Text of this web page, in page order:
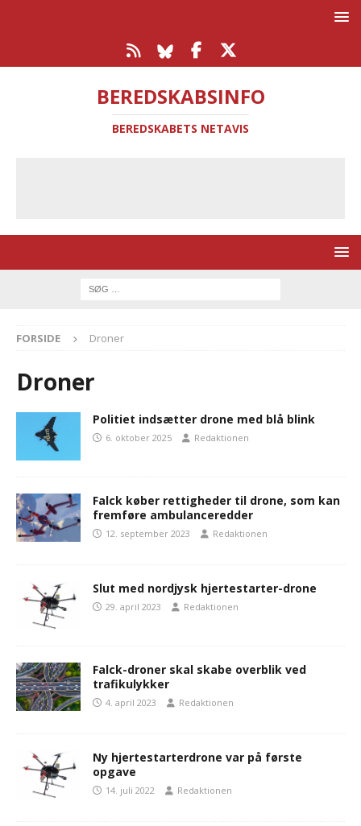
BEREDSKABSINFO
BEREDSKABETS NETAVIS
FORSIDE Droner
Droner
Politiet indsætter drone med blå blink
6. oktober 2025 Redaktionen
Falck køber rettigheder til drone, som kan
fremføre ambulanceredder
12. september 2023 Redaktionen
Slut med nordjysk hjertestarter-drone
29. april 2023 Redaktionen
Falck-droner skal skabe overblik ved
trafikulykker
4. april 2023 Redaktionen
Ny hjertestarterdrone var på første
opgave
14. juli 2022 Redaktionen